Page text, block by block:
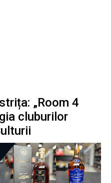
„Room 4
cluburilor